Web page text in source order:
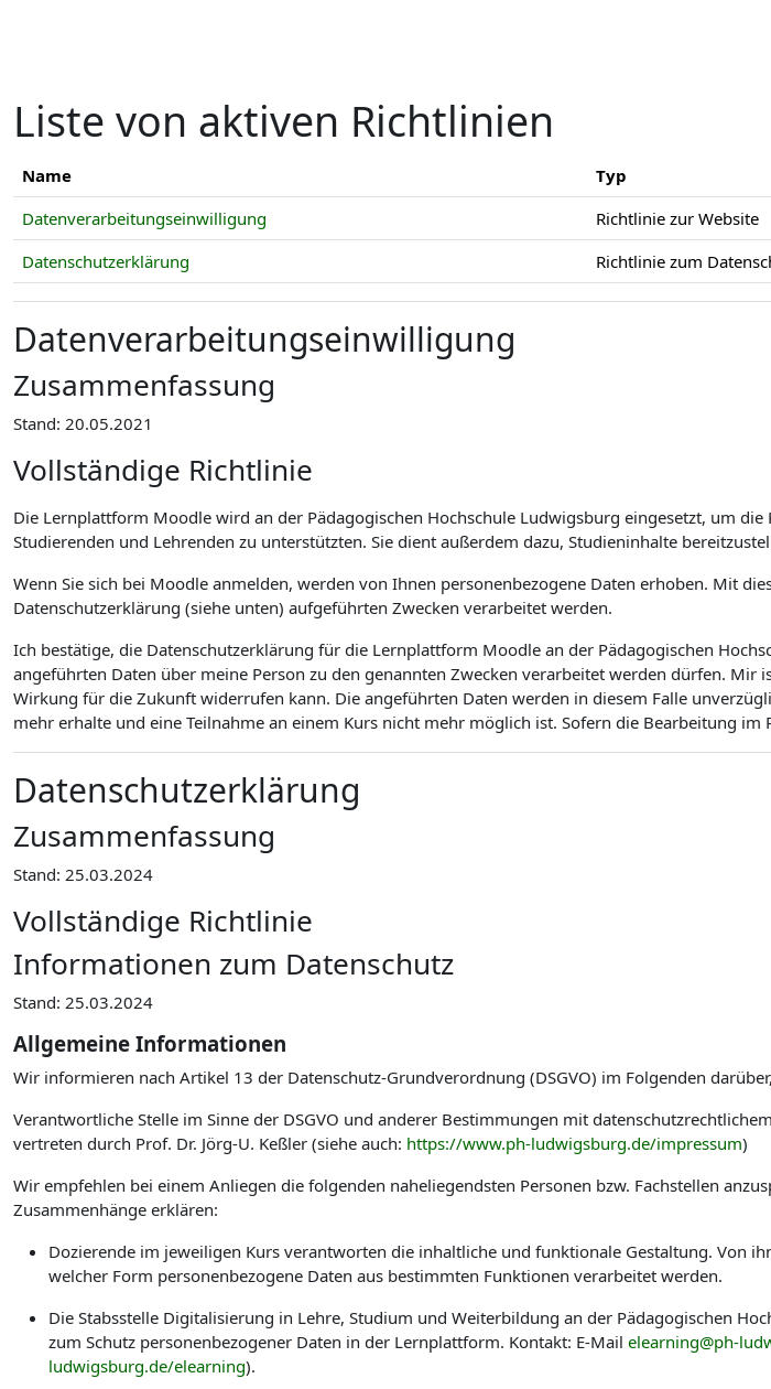
Liste von aktiven Richtlinien
Name Typ
Datenverarbeitungseinwilligung
Richtlinie zur Website
Datenschutzerklärung
Richtlinie zum
Datenverarbeitungseinwilligung
Zusammenfassung
Stand: 20.05.2021
Vollständige Richtlinie
Die Lernplattform Moodle wird an der Pädagogischen Hochschule Ludwigsburg eingesetzt, um
Studierenden und Lehrenden zu unterstützten. Sie dient außerdem dazu, Studieninhalte
Wenn Sie sich bei Moodle anmelden, werden von Ihnen personenbezogene Daten erhoben. Mit
Datenschutzerklärung (siehe unten) aufgeführten Zwecken verarbeitet werden.
Ich bestätige, die Datenschutzerklärung für die Lernplattform Moodle an der Pädagogischen
angeführten Daten über meine Person zu den genannten Zwecken verarbeitet werden dürfen.
Wirkung für die Zukunft widerrufen kann. Die angeführten Daten werden in diesem Falle
mehr erhalte und eine Teilnahme an einem Kurs nicht mehr möglich ist. Sofern die Bearbeitung
Datenschutzerklärung
Zusammenfassung
Stand: 25.03.2024
Vollständige Richtlinie
Informationen zum Datenschutz
Stand: 25.03.2024
Allgemeine Informationen
Wir informieren nach Artikel 13 der Datenschutz-Grundverordnung (DSGVO) im Folgenden
Verantwortliche Stelle im Sinne der DSGVO und anderer Bestimmungen mit
vertreten durch Prof. Dr. Jörg-U. Keßler (siehe auch: https://www.ph-ludwigsburg.de/impressum)
Wir empfehlen bei einem Anliegen die folgenden naheliegendsten Personen bzw. Fachstellen
Zusammenhänge erklären:
Dozierende im jeweiligen Kurs verantworten die inhaltliche und funktionale Gestaltung. Von
welcher Form personenbezogene Daten aus bestimmten Funktionen verarbeitet werden.
Die Stabsstelle Digitalisierung in Lehre, Studium und Weiterbildung an der Pädagogischen
zum Schutz personenbezogener Daten in der Lernplattform. Kontakt: E-Mail elearning@ph-
ludwigsburg.de/elearning).